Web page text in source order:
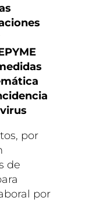
por
de
por